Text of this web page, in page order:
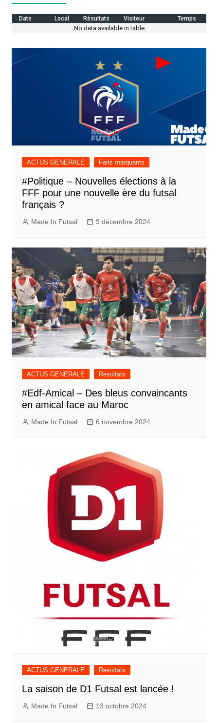
Date Local Résultats Visiteur Temps
No data available in table
ACTUS GENERALE Faits marquants
#Politique – Nouvelles élections à la
FFF pour une nouvelle ère du futsal
français ?
Made In Futsal 9 décembre 2024
ACTUS GENERALE Resultats
#Edf-Amical – Des bleus convaincants
en amical face au Maroc
Made In Futsal 6 novembre 2024
ACTUS GENERALE Resultats
La saison de D1 Futsal est lancée !
Made In Futsal 13 octobre 2024